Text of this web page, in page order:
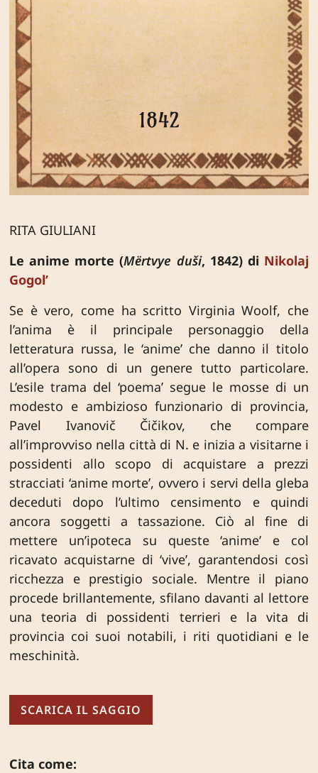
RITA GIULIANI
Le anime morte (Mёrtvye duši, 1842) di Nikolaj
Gogol’
Se è vero, come ha scritto Virginia Woolf, che
l’anima è il principale personaggio della
letteratura russa, le ‘anime’ che danno il titolo
all’opera sono di un genere tutto particolare.
L’esile trama del ‘poema’ segue le mosse di un
modesto e ambizioso funzionario di provincia,
Pavel Ivanovič Čičikov, che compare
all’improvviso nella città di N. e inizia a visitarne i
possidenti allo scopo di acquistare a prezzi
stracciati ‘anime morte’, ovvero i servi della gleba
deceduti dopo l’ultimo censimento e quindi
ancora soggetti a tassazione. Ciò al fine di
mettere un’ipoteca su queste ‘anime’ e col
ricavato acquistarne di ‘vive’, garantendosi così
ricchezza e prestigio sociale. Mentre il piano
procede brillantemente, sfilano davanti al lettore
una teoria di possidenti terrieri e la vita di
provincia coi suoi notabili, i riti quotidiani e le
meschinità.
SCARICA IL SAGGIO
Cita come: